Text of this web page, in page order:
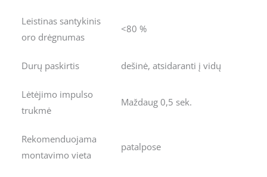
Leistinas santykinis
oro drėgnumas
<80 %
Durų paskirtis dešinė, atsidaranti į vidų
Lėtėjimo impulso
trukmė
Maždaug 0,5 sek.
Rekomenduojama
montavimo vieta
patalpose